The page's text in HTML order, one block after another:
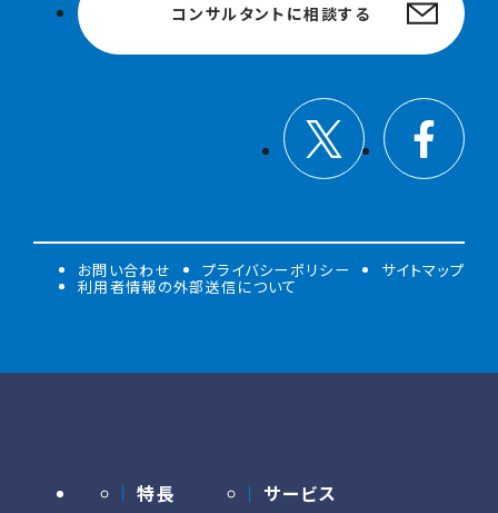
コンサルタントに相談する
お問い合わせ プライバシーポリシー サイトマップ
利用者情報の外部送信について
特長 サービス